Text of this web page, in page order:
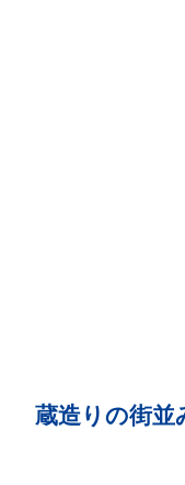
蔵造りの街並